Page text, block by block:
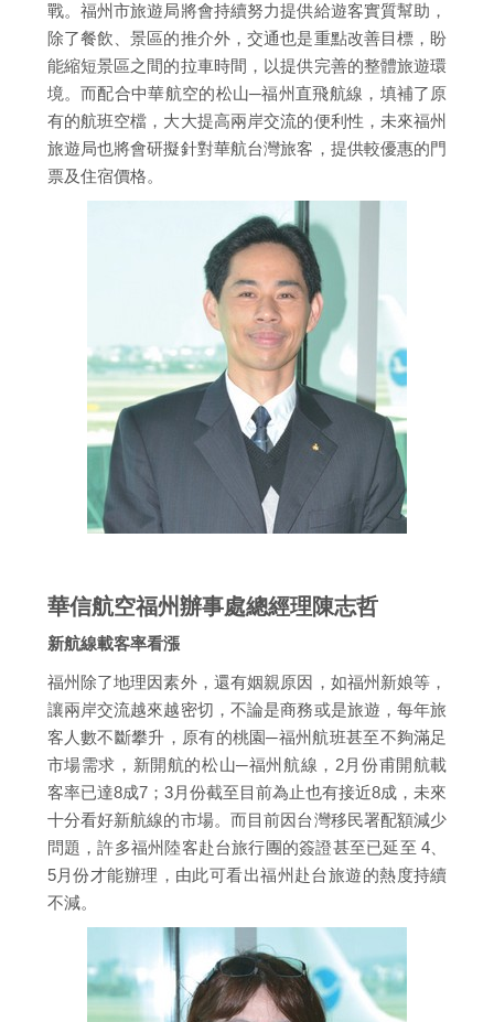
戰。福州市旅遊局將會持續努力提供給遊客實質幫助，
除了餐飲、景區的推介外，交通也是重點改善目標，盼
能縮短景區之間的拉車時間，以提供完善的整體旅遊環
境。而配合中華航空的松山─福州直飛航線，填補了原
有的航班空檔，大大提高兩岸交流的便利性，未來福州
旅遊局也將會研擬針對華航台灣旅客，提供較優惠的門
票及住宿價格。
華信航空福州辦事處總經理陳志哲
新航線載客率看漲
福州除了地理因素外，還有姻親原因，如福州新娘等，
讓兩岸交流越來越密切，不論是商務或是旅遊，每年旅
客人數不斷攀升，原有的桃園─福州航班甚至不夠滿足
市場需求，新開航的松山─福州航線，2月份甫開航載
客率已達8成7；3月份截至目前為止也有接近8成，未來
十分看好新航線的市場。而目前因台灣移民署配額減少
問題，許多福州陸客赴台旅行團的簽證甚至已延至 4、
5月份才能辦理，由此可看出福州赴台旅遊的熱度持續
不減。